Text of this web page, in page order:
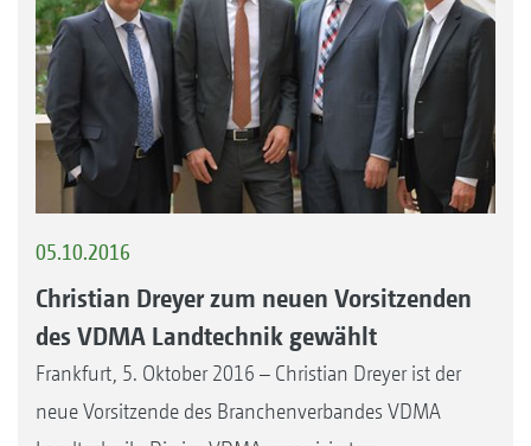
05.10.2016
Christian Dreyer zum neuen Vorsitzenden
des VDMA Landtechnik gewählt
Frankfurt, 5. Oktober 2016 – Christian Dreyer ist der
neue Vorsitzende des Branchenverbandes VDMA